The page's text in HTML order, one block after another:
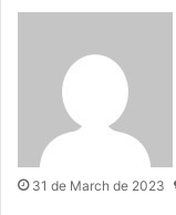
31 de March de 2023